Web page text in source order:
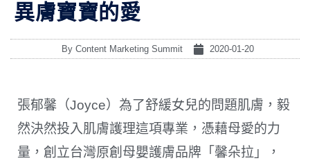
異膚寶寶的愛
By Content Marketing Summit 2020-01-20
張郁馨（Joyce）為了舒緩女兒的問題肌膚，毅
然決然投入肌膚護理這項專業，憑藉母愛的力
量，創立台灣原創母嬰護膚品牌「馨朵拉」，